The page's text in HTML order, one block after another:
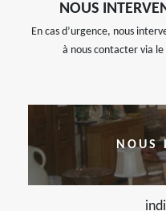
NOUS
En cas d’urgence, nous
à nous contacter via
NOUS